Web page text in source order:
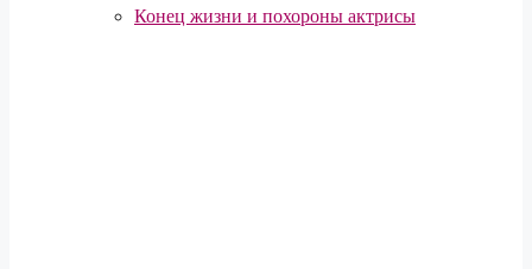
Конец жизни и похороны актрисы